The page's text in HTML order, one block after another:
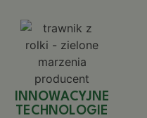
INNOWACYJNE
TECHNOLOGIE